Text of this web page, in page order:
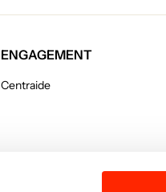
ENGAGEMENT
Centraide